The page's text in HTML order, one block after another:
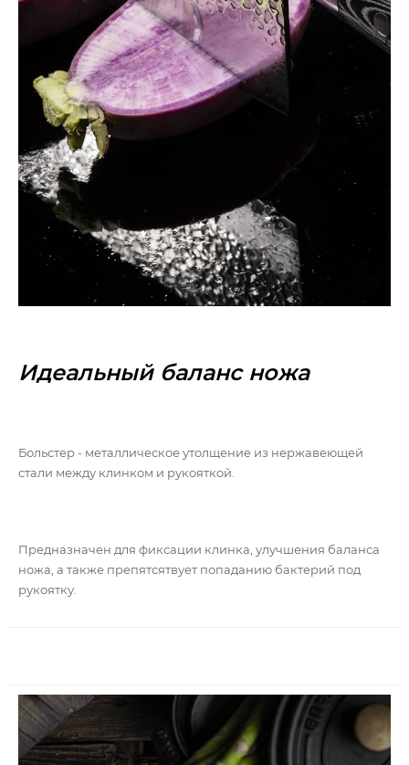
Идеальный баланс ножа
Больстер - металлическое утолщение из нержавеющей
стали между клинком и рукояткой.
Предназначен для фиксации клинка, улучшения баланса
ножа, а также препятсятвует попаданию бактерий под
рукоятку.